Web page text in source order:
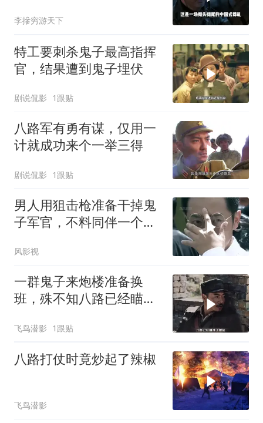
李摻穷游天下
特工要刺杀鬼子最高指挥
官，结果遭到鬼子埋伏
剧说侃影 1跟贴
八路军有勇有谋，仅用一
计就成功来个一举三得
剧说侃影 1跟贴
男人用狙击枪准备干掉鬼
子军官，不料同伴一个手
风影视
一群鬼子来炮楼准备换
班，殊不知八路已经瞄准
飞鸟潜影 1跟贴
八路打仗时竟炒起了辣椒
飞鸟潜影